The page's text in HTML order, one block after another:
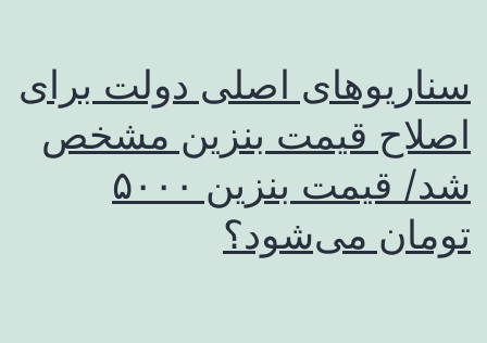
سناریوهای اصلی دولت برای
اصلاح قیمت بنزین مشخص
شد/ قیمت بنزین ۵۰۰۰
تومان می‌شود؟